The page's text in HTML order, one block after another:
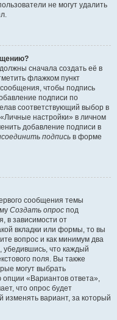
не могут удалить
сначала создать её в
флажком пункт
чтобы подпись
подписи по
соответствующий выбор в
настройки» в личном
добавление подписи в
подпись в форме
сообщения темы
Создать опрос под
в зависимости от
вкладки или формы, то вы
вопрос и как минимум два
убедившись, что каждый
поля. Вы также
могут выбрать
«Вариантов ответа»,
что опрос будет
изменять вариант, за который